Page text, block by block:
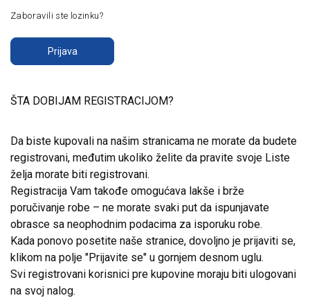
Zaboravili ste lozinku?
Prijava
ŠTA DOBIJAM REGISTRACIJOM?
Da biste kupovali na našim stranicama ne morate da budete
registrovani, međutim ukoliko želite da pravite svoje Liste
želja morate biti registrovani.
Registracija Vam takođe omogućava lakše i brže
poručivanje robe – ne morate svaki put da ispunjavate
obrasce sa neophodnim podacima za isporuku robe.
Kada ponovo posetite naše stranice, dovoljno je prijaviti se,
klikom na polje "Prijavite se" u gornjem desnom uglu.
Svi registrovani korisnici pre kupovine moraju biti ulogovani
na svoj nalog.